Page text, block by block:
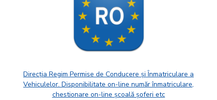
Direcția Regim Permise de Conducere și Înmatriculare a
Vehiculelor. Disponibilitate on-line număr înmatriculare,
chestionare on-line școală șoferi etc